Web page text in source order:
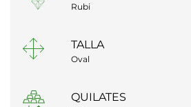
Rubi
TALLA
Oval
QUILATES